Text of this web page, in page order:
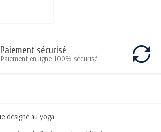
Paiement sécurisé
Paiement en ligne 100% sécurisé
désigné au yoga.